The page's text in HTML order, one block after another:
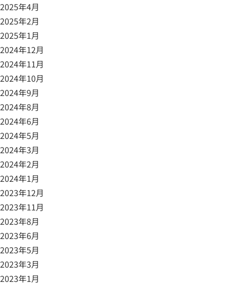
2025年4月
2025年2月
2025年1月
2024年12月
2024年11月
2024年10月
2024年9月
2024年8月
2024年6月
2024年5月
2024年3月
2024年2月
2024年1月
2023年12月
2023年11月
2023年8月
2023年6月
2023年5月
2023年3月
2023年1月